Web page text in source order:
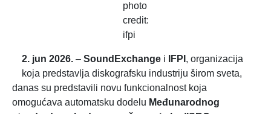
photo
credit:
ifpi
2. jun 2026. – SoundExchange i IFPI , organizacija
koja predstavlja diskografsku industriju širom sveta,
danas su predstavili novu funkcionalnost koja
omogućava automatsku dodelu Međunarodnog